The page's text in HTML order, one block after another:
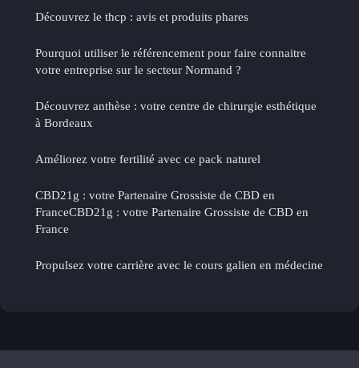
Découvrez le thcp : avis et produits phares
Pourquoi utiliser le référencement pour faire connaitre
votre entreprise sur le secteur Normand ?
Découvrez anthèse : votre centre de chirurgie esthétique
à Bordeaux
Améliorez votre fertilité avec ce pack naturel
CBD21g : votre Partenaire Grossiste de CBD en
FranceCBD21g : votre Partenaire Grossiste de CBD en
France
Propulsez votre carrière avec le cours galien en médecine